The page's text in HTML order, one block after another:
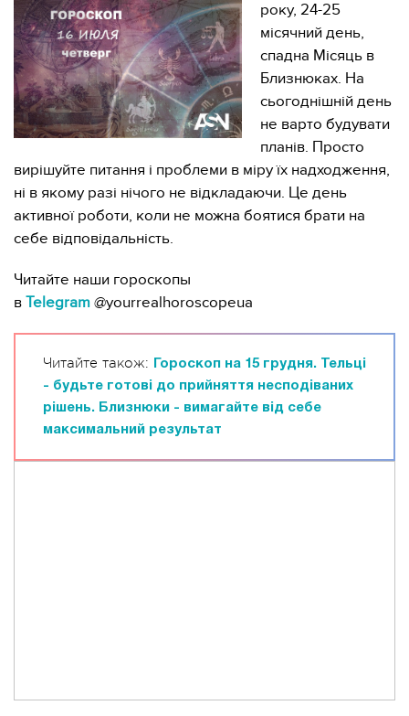
року, 24-25
місячний день,
спадна Місяць в
Близнюках. На
сьогоднішній день
не варто будувати
планів. Просто
вирішуйте питання і проблеми в міру їх надходження,
ні в якому разі нічого не відкладаючи. Це день
активної роботи, коли не можна боятися брати на
себе відповідальність.
Читайте наши гороскопы
в Telegram @yourrealhoroscopeua
Читайте також:
Гороскоп на 15 грудня. Тельці
- будьте готові до прийняття несподіваних
рішень. Близнюки - вимагайте від себе
максимальний результат